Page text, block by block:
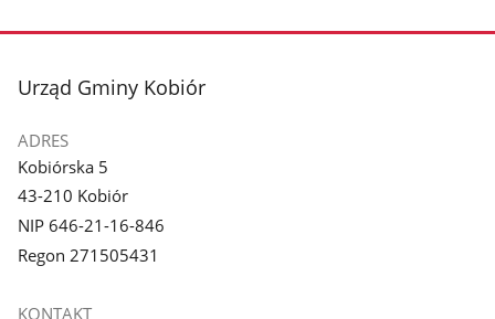
stopka
Urząd Gminy Kobiór
ADRES
Kobiórska 5
43-210 Kobiór
NIP 646-21-16-846
Regon 271505431
KONTAKT